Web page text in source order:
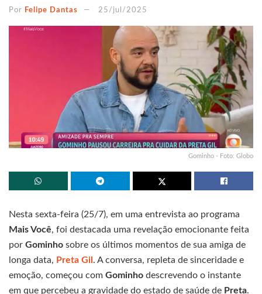
Por Felipe Dantas 25/jul/2025
Gominho - Foto: Globo
Nesta sexta-feira (25/7), em uma entrevista ao programa
Mais Você, foi destacada uma revelação emocionante feita
por Gominho sobre os últimos momentos de sua amiga de
longa data, Preta Gil . A conversa, repleta de sinceridade e
emoção, começou com Gominho descrevendo o instante
em que percebeu a gravidade do estado de saúde de Preta.